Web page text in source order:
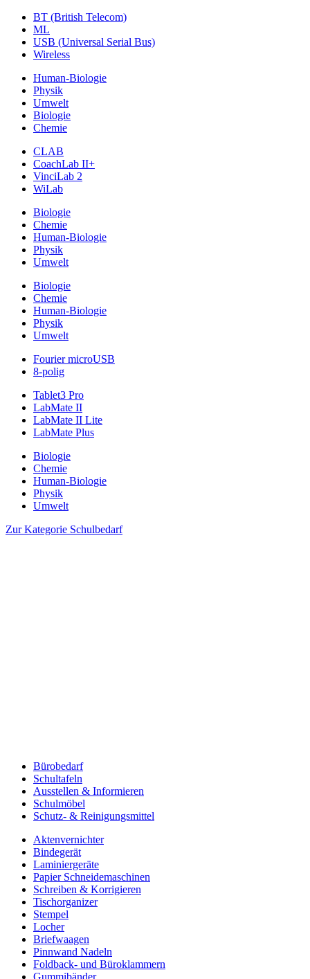
BT (British Telecom)
ML
USB (Universal Serial Bus)
Wireless
Human-Biologie
Physik
Umwelt
Biologie
Chemie
CLAB
CoachLab II+
VinciLab 2
WiLab
Biologie
Chemie
Human-Biologie
Physik
Umwelt
Biologie
Chemie
Human-Biologie
Physik
Umwelt
Fourier microUSB
8-polig
Tablet3 Pro
LabMate II
LabMate II Lite
LabMate Plus
Biologie
Chemie
Human-Biologie
Physik
Umwelt
Zur Kategorie Schulbedarf
Bürobedarf
Schultafeln
Ausstellen & Informieren
Schulmöbel
Schutz- & Reinigungsmittel
Aktenvernichter
Bindegerät
Laminiergeräte
Papier Schneidemaschinen
Schreiben & Korrigieren
Tischorganizer
Stempel
Locher
Briefwaagen
Pinnwand Nadeln
Foldback- und Büroklammern
Gummibänder